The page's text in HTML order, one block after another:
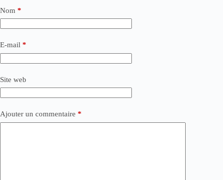
Nom *
E-mail *
Site web
Ajouter un commentaire *